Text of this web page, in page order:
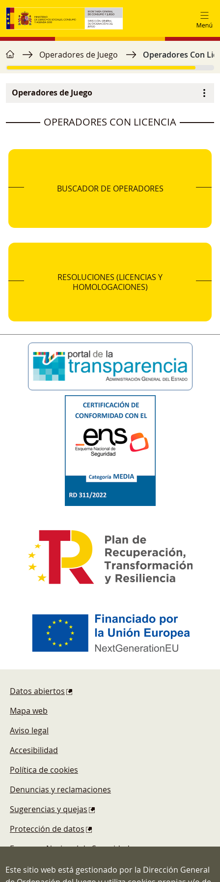
Pasar al contenido principal
Ruta de navegación
home Operadores de Juego Operadores Con
Operadores de Juego
OPERADORES CON LICENCIA
BUSCADOR DE OPERADORES
RESOLUCIONES (LICENCIAS Y
HOMOLOGACIONES)
Datos abiertos
Mapa web
Aviso legal
Accesibilidad
Política de cookies
Denuncias y reclamaciones
Sugerencias y quejas
Protección de datos
Esquema Nacional de Seguridad
Este sitio web está gestionado por la Dirección General